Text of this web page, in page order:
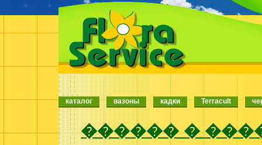
каталог вазоны кадки Terracult
������ �